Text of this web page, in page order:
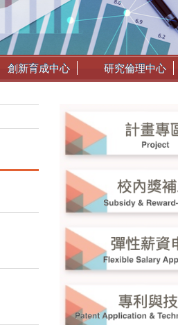
創新育成中心 研究倫理中心